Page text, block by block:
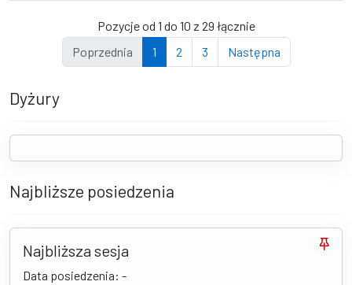
Pozycje od 1 do 10 z 29 łącznie
Poprzednia
1 2 3 Następna
Dyżury
Najbliższe posiedzenia
Najbliższa sesja
Data posiedzenia: -